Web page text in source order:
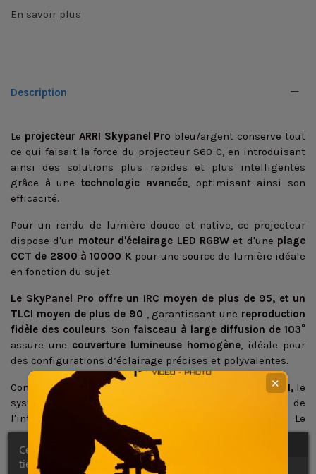
En savoir plus
Description
Le projecteur ARRI Skypanel Pro bleu/argent conserve tout
ce qui faisait la force du projecteur S60-C, en introduisant
ainsi des solutions plus rapides et plus intelligentes
grâce à unetechnologie avancée, optimisant ainsi son
efficacité.
Pour un rendu de lumière douce et native, ce projecteur
dispose d'un moteur d'éclairage LED RGBWet d'une plage
CCT de 2800 à 10000 Kpour une source de lumière idéale
en fonction du sujet.
Le SkyPanel Pro offre un IRC moyen de plus de 95, et un
TLCI moyen de plus de 90 , garantissant une reproduction
fidèle des couleurs. Son faisceau à large diffusion de 103°
assure une couverture lumineuse homogène, idéale pour
des configurations d’éclairage précises et polyvalentes.
Conçu sur la base de la plateforme logicielle LiOS d'ARRI,le
système d'éclairage du SkyPanel Pro s'inspire de
l'interface utilisateur éprouvée du SkyPanel Classic. Le
modèle Pro introduit diverses fonctionnalités et options,
telles que
les modes ARRI ALEXA, la technologie
LumenRadio CRMX2 ou encore le Bluetooth 5.0.
Ce site Web utilise ses propres cookies et ceux de
tiers pour améliorer nos services et vous montrer des
✕